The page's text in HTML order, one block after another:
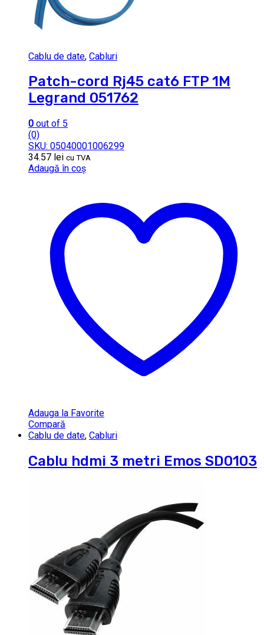
Cablu de date, Cabluri
Patch-cord Rj45 cat6 FTP 1M
Legrand 051762
0 out of 5
(0)
SKU: 05040001006299
34.57 lei cu TVA
Adaugă în coș
Adauga la Favorite
Compară
Cablu de date, Cabluri
Cablu hdmi 3 metri Emos SD0103